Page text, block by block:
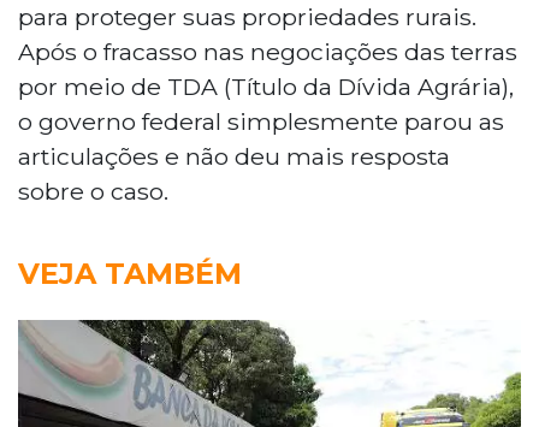
para proteger suas propriedades rurais.
Após o fracasso nas negociações das terras
por meio de TDA (Título da Dívida Agrária),
o governo federal simplesmente parou as
articulações e não deu mais resposta
sobre o caso.
VEJA TAMBÉM